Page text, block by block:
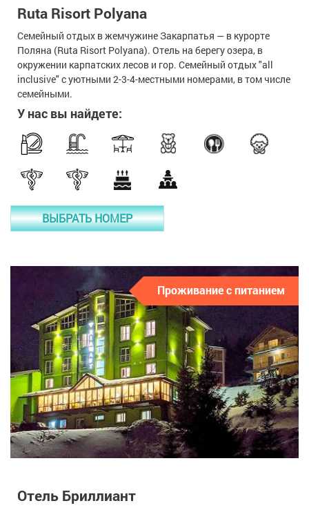
Ruta Risort Polyana
Семейный отдых в жемчужине Закарпатья — в курорте
Поляна (Ruta Risort Polyana). Отель на берегу озера, в
окружении карпатских лесов и гор. Семейный отдых "all
inclusive" с уютными 2-3-4-местными номерами, в том числе
семейными.
У нас вы найдете:
ВЫБРАТЬ НОМЕР
Проживание с питанием
Отель Бриллиант